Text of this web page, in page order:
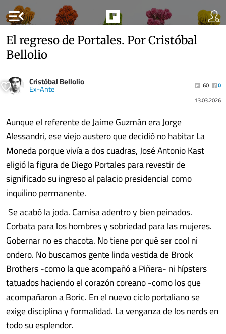
menu_open
El regreso de Portales. Por Cristóbal
Bellolio
Cristóbal Bellolio
Ex-Ante 60
0
13.03.2026
Aunque el referente de Jaime Guzmán era Jorge
Alessandri, ese viejo austero que decidió no habitar La
Moneda porque vivía a dos cuadras, José Antonio Kast
eligió la figura de Diego Portales para revestir de
significado su ingreso al palacio presidencial como
inquilino permanente.
Se acabó la joda. Camisa adentro y bien peinados.
Corbata para los hombres y sobriedad para las mujeres.
Gobernar no es chacota. No tiene por qué ser cool ni
ondero. No buscamos gente linda vestida de Brook
Brothers -como la que acompañó a Piñera- ni hípsters
tatuados haciendo el corazón coreano -como los que
acompañaron a Boric. En el nuevo ciclo portaliano se
exige disciplina y formalidad. La venganza de los nerds en
todo su esplendor.